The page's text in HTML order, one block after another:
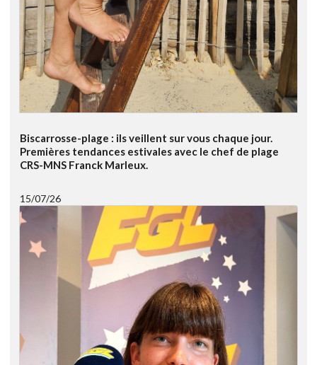
Biscarrosse-plage : ils veillent sur vous chaque jour.
Premières tendances estivales avec le chef de plage
CRS-MNS Franck Marleux.
15/07/26